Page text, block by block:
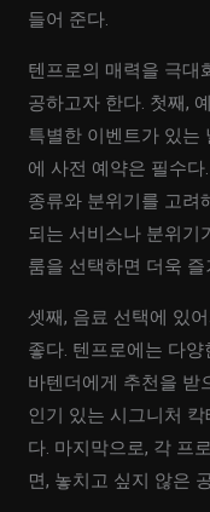
들어 준다.
텐프로의 매력을 극대
공하고자 한다. 첫째,
특별한 이벤트가 있는
에 사전 예약은 필수
종류와 분위기를 고려
되는 서비스나 분위기
룸을 선택하면 더욱
셋째, 음료 선택에 있
좋다. 텐프로에는 다
바텐더에게 추천을 받
인기 있는 시그니처
다. 마지막으로, 각 프
면, 놓치고 싶지 않은